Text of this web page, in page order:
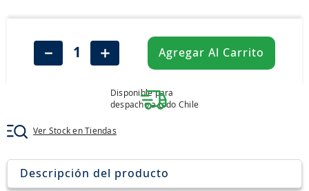
＋
－ Agregar Al Carrito
Disponible para
despacho a todo Chile
Ver Stock en Tiendas
Descripción del producto
john deere